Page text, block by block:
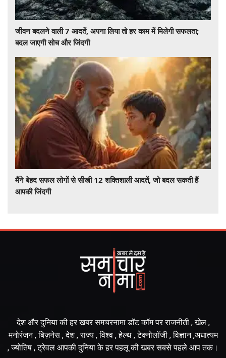
जीवन बदलने वाली 7 आदतें, अपना लिया तो हर काम में मिलेगी सफलता;
बदल जाएगी सोच और जिंदगी
मैंने बेहद सफल लोगों से सीखी 12 शक्तिशाली आदतें, जो बदल सकती हैं
आपकी जिंदगी
देश और दुनिया की हर खबर समचरनामा डॉट कॉम पर राजनीती , खेल ,
मनोरंजन , बिज़नेस , देश , राज्य , विश्व , हेल्थ , टेक्नोलॉजी , विज्ञान ,अधात्यम
, ज्योतिष , ट्रेवल आपकी दुनिया के हर पहलू की खबर सबसे पहले आप तक।